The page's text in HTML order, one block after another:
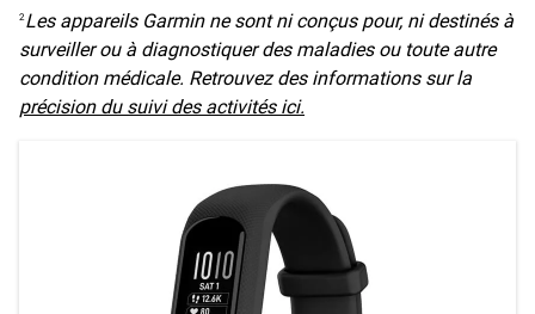
2 Les appareils Garmin ne sont ni conçus pour, ni destinés à
surveiller ou à diagnostiquer des maladies ou toute autre
condition médicale. Retrouvez des informations sur la
précision du suivi des activités ici.